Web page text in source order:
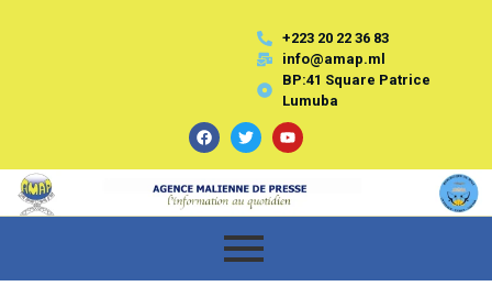
+223 20 22 36 83
info@amap.ml
BP:41 Square Patrice
Lumuba